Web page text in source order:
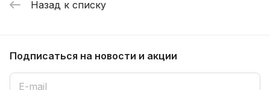
Назад к списку
Подписаться на новости и акции